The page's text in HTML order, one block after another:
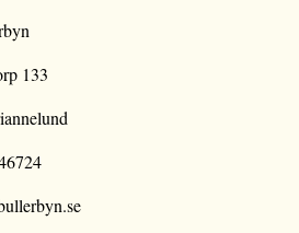
133